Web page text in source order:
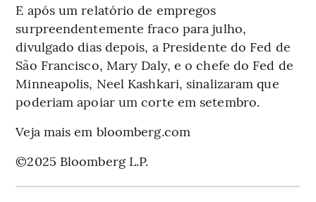
E após um relatório de empregos
surpreendentemente fraco para julho,
divulgado dias depois, a Presidente do Fed de
São Francisco, Mary Daly, e o chefe do Fed de
Minneapolis, Neel Kashkari, sinalizaram que
poderiam apoiar um corte em setembro.
Veja mais em bloomberg.com
©2025 Bloomberg L.P.